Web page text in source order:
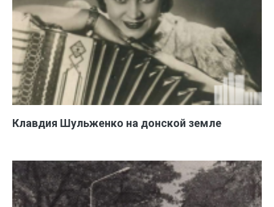
Клавдия Шульженко на донской земле